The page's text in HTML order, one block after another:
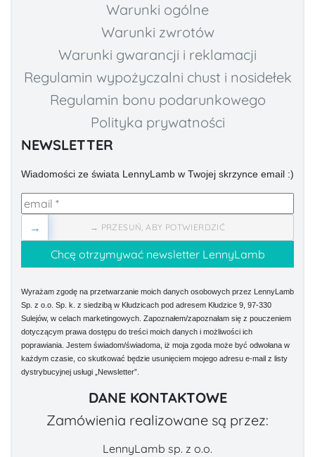
Warunki ogólne
Warunki zwrotów
Warunki gwarancji i reklamacji
Regulamin wypożyczalni chust i nosidełek
Regulamin bonu podarunkowego
Polityka prywatności
NEWSLETTER
Wiadomości ze świata LennyLamb w Twojej skrzynce email :)
→ PRZESUŃ, ABY POTWIERDZIĆ
→
Wyrażam zgodę na przetwarzanie moich danych osobowych przez LennyLamb
Sp. z o.o. Sp. k. z siedzibą w Kłudzicach pod adresem Kłudzice 9, 97-330
Sulejów, w celach marketingowych. Zapoznałem/zapoznałam się z pouczeniem
dotyczącym prawa dostępu do treści moich danych i możliwości ich
poprawiania. Jestem świadom/świadoma, iż moja zgoda może być odwołana w
każdym czasie, co skutkować będzie usunięciem mojego adresu e-mail z listy
dystrybucyjnej usługi „Newsletter”.
DANE KONTAKTOWE
Zamówienia realizowane są przez:
LennyLamb sp. z o.o.